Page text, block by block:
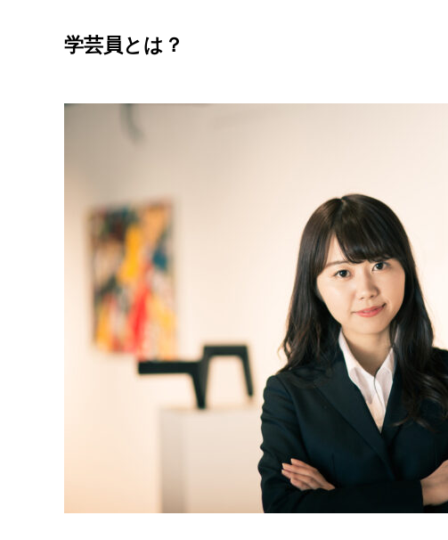
学芸員とは？